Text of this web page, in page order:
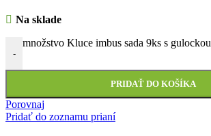
Na sklade
-
množstvo Kluce imbus sada 9ks s gulockou
PRIDAŤ DO KOŠÍKA
Porovnaj
Pridať do zoznamu prianí